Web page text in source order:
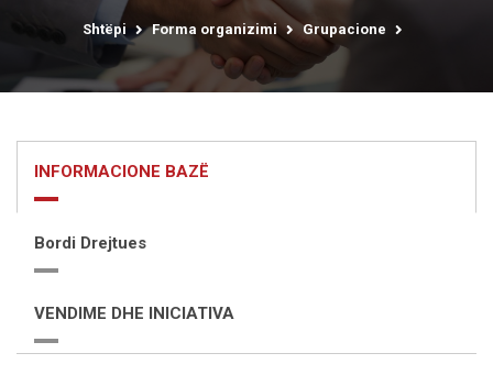
Shtëpi Forma organizimi Grupacione
INFORMACIONE BAZË
Bordi Drejtues
VENDIME DHE INICIATIVA